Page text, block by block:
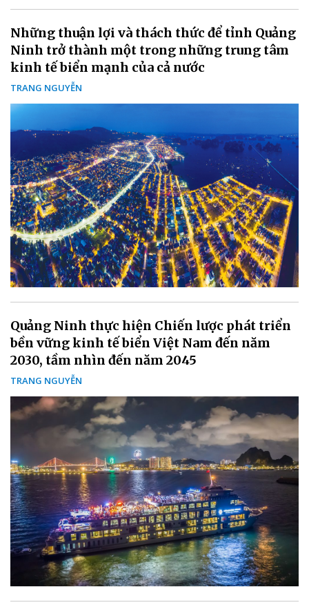
Những thuận lợi và thách thức để tỉnh Quảng
Ninh trở thành một trong những trung tâm
kinh tế biển mạnh của cả nước
TRANG NGUYỄN
Quảng Ninh thực hiện Chiến lược phát triển
bền vững kinh tế biển Việt Nam đến năm
2030, tầm nhìn đến năm 2045
TRANG NGUYỄN